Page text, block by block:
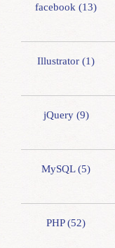
facebook (13)
Illustrator (1)
jQuery (9)
MySQL (5)
PHP (52)